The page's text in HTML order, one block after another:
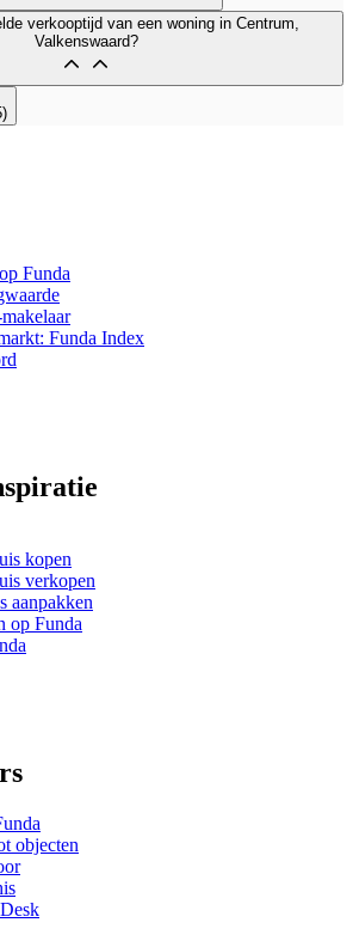
verkooptijd van een woning in Centrum,
Valkenswaard?
Funda
Funda Index
kopen
verkopen
aanpakken
op Funda
objecten